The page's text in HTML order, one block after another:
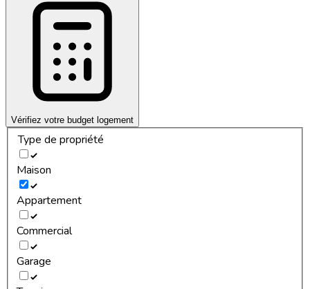
Vérifiez votre budget logement
Type de propriété
Maison
Appartement
Commercial
Garage